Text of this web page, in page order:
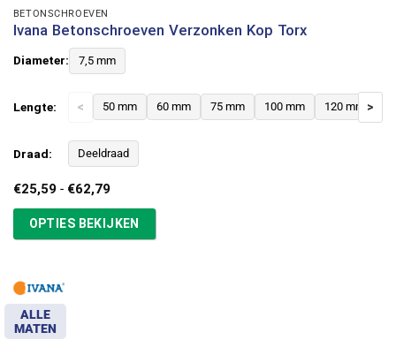
BETONSCHROEVEN
Ivana Betonschroeven Verzonken Kop Torx
Diameter: 7,5 mm
Lengte: < 50 mm 60 mm 75 mm 100 mm 120 mm >
Draad: Deeldraad
€25,59 - €62,79Prijsklasse:
tot
€62,79
OPTIES BEKIJKEN
ALLE
MATEN